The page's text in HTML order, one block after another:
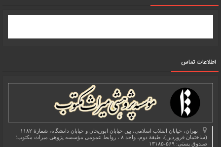
اطلاعات تماس
تهران، خیابان انقلاب اسلامی، بین خیابان ابوریحان و خیابان دانشگاه، شمارۀ ۱۱۸۲
(ساختمان فروردین)، طبقۀ دوم، واحد ۸ ، روابط عمومی مؤسسه پژوهی میراث مکتوب؛
صندوق پستی: ۵۶۹-۱۳۱۸۵